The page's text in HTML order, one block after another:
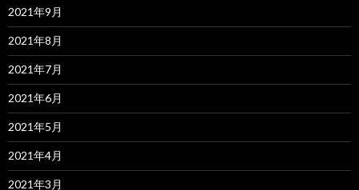
2021年9月
2021年8月
2021年7月
2021年6月
2021年5月
2021年4月
2021年3月